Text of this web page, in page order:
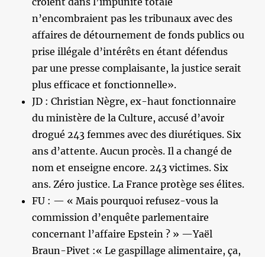
n’encombraient pas les tribunaux avec des
affaires de détournement de fonds publics ou
prise illégale d’intérêts en étant défendus
par une presse complaisante, la justice serait
plus efficace et fonctionnelle».
JD : Christian Nègre, ex-haut fonctionnaire
du ministère de la Culture, accusé d’avoir
drogué 243 femmes avec des diurétiques. Six
ans d’attente. Aucun procès. Il a changé de
nom et enseigne encore. 243 victimes. Six
ans. Zéro justice. La France protège ses élites.
FU : — « Mais pourquoi refusez-vous la
commission d’enquête parlementaire
concernant l’affaire Epstein ? » —Yaël
Braun-Pivet :« Le gaspillage alimentaire, ça,